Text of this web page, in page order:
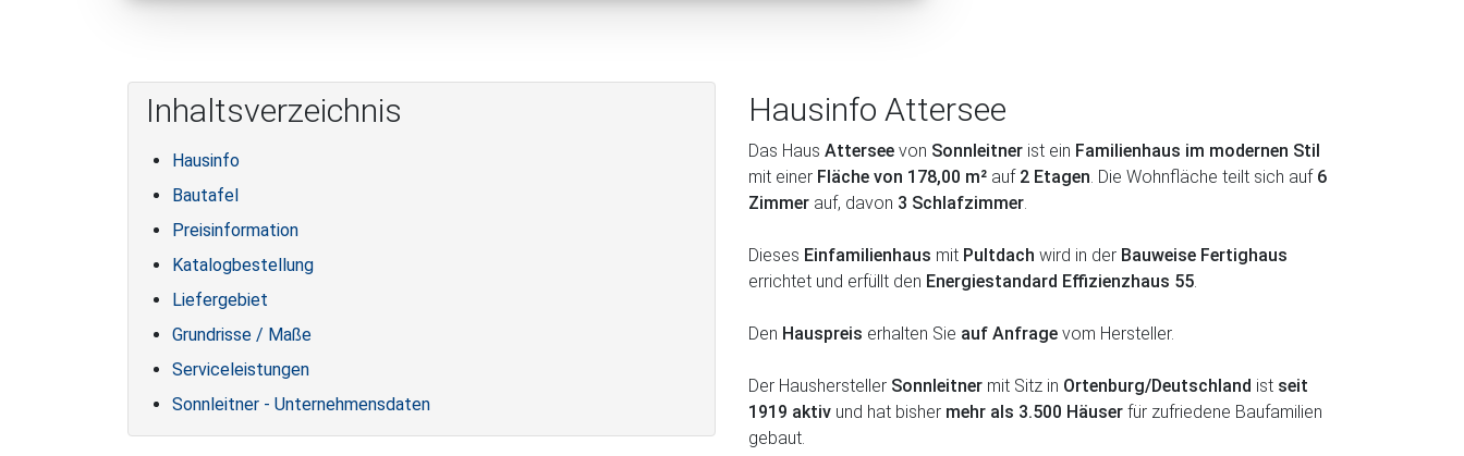
Inhaltsverzeichnis
Hausinfo
Bautafel
Preisinformation
Katalogbestellung
Liefergebiet
Grundrisse / Maße
Serviceleistungen
Sonnleitner - Unternehmensdaten
Hausinfo Attersee
Das Haus Attersee von Sonnleitner ist ein Familienhaus im modernen Stil
mit einer Fläche von 178,00 m² auf 2 Etagen . Die Wohnfläche teilt sich auf 6
Zimmer auf, davon 3 Schlafzimmer
Dieses Einfamilienhaus mit Pultdach wird in der Bauweise Fertighaus
errichtet und erfüllt den Energiestandard Effizienzhaus 55
Den Hauspreis erhalten Sie auf Anfrage vom Hersteller.
Der Haushersteller Sonnleitner mit Sitz in Ortenburg/Deutschland ist seit
1919 aktiv und hat bisher mehr als 3.500 Häuser für zufriedene Baufamilien
gebaut.